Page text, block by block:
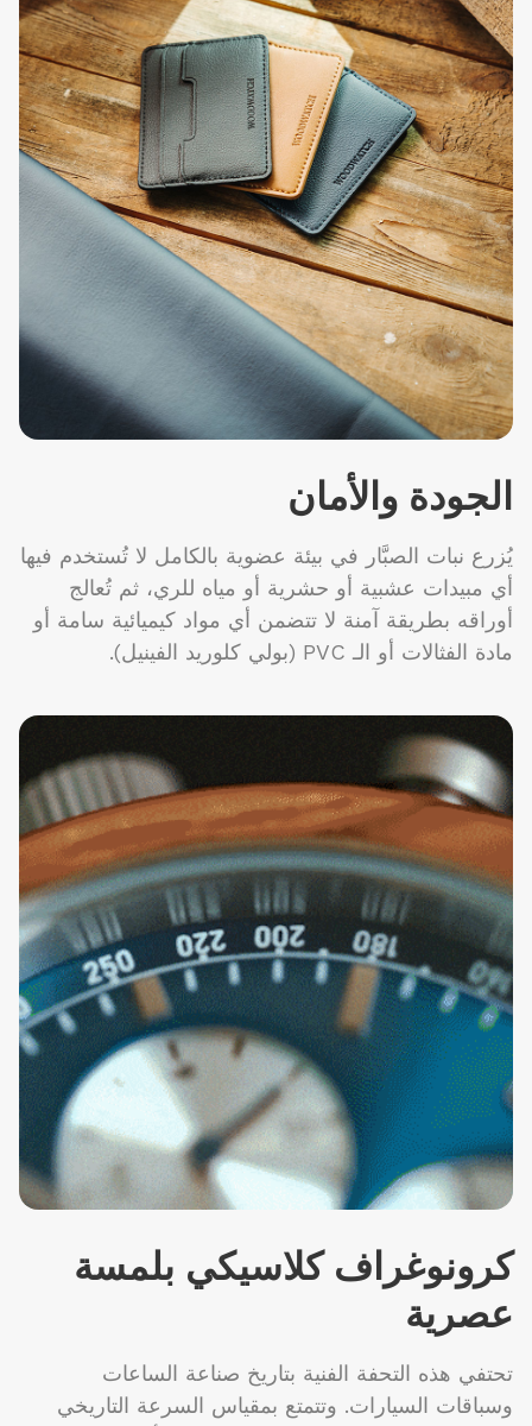
الجودة والأمان
يُزرع نبات الصبَّار في بيئة عضوية بالكامل لا تُستخدم فيها
أي مبيدات عشبية أو حشرية أو مياه للري، ثم تُعالج
أوراقه بطريقة آمنة لا تتضمن أي مواد كيميائية سامة أو
مادة الفثالات أو الـ PVC (بولي كلوريد الفينيل).
كرونوغراف كلاسيكي بلمسة
عصرية
تحتفي هذه التحفة الفنية بتاريخ صناعة الساعات
وسباقات السيارات. وتتمتع بمقياس السرعة التاريخي